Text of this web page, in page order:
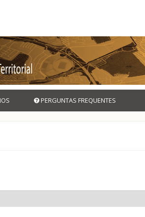
PERGUNTAS FREQUENTES